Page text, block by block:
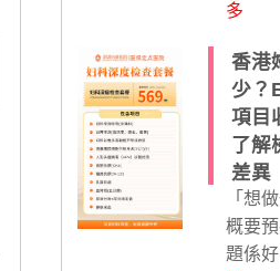
多
香港
少？
項目
了解
差異
「想
概要
題係